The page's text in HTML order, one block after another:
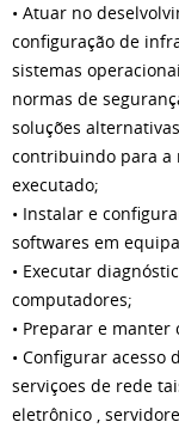
• Atuar no
configuração de
sistemas
normas de
soluções
contribuindo para a
executado;
• Instalar e
softwares em
• Executar
computadores;
• Preparar e
• Configurar
serviçoes de rede
eletrônico ,